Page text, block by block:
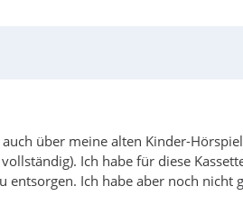
über meine alten Kinder-
Ich habe für diese
entsorgen. Ich habe aber noch